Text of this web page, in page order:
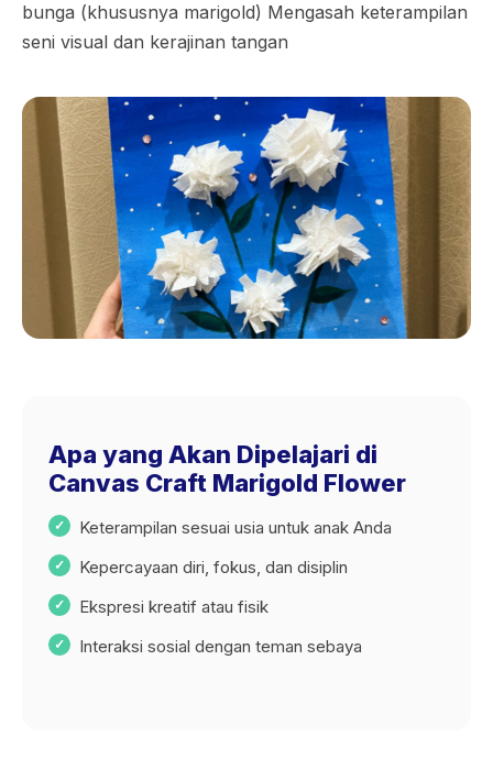
bunga (khususnya marigold) Mengasah keterampilan
seni visual dan kerajinan tangan
Apa yang Akan Dipelajari di
Canvas Craft Marigold Flower
Keterampilan sesuai usia untuk anak Anda
Kepercayaan diri, fokus, dan disiplin
Ekspresi kreatif atau fisik
Interaksi sosial dengan teman sebaya